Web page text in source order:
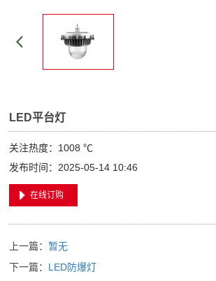
LED平台灯
关注热度： 1008 ℃
发布时间：2025-05-14 10:46
在线订购
上一篇：暂无
下一篇： LED防爆灯